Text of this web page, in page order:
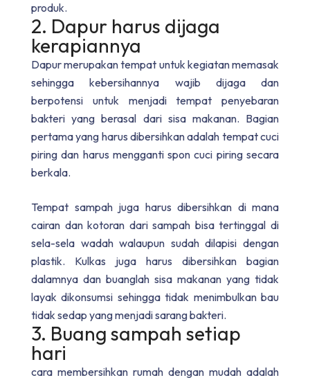
produk.
2. Dapur harus dijaga
kerapiannya
Dapur merupakan tempat untuk kegiatan memasak
sehingga kebersihannya wajib dijaga dan
berpotensi untuk menjadi tempat penyebaran
bakteri yang berasal dari sisa makanan. Bagian
pertama yang harus dibersihkan adalah tempat cuci
piring dan harus mengganti spon cuci piring secara
berkala.
Tempat sampah juga harus dibersihkan di mana
cairan dan kotoran dari sampah bisa tertinggal di
sela-sela wadah walaupun sudah dilapisi dengan
plastik. Kulkas juga harus dibersihkan bagian
dalamnya dan buanglah sisa makanan yang tidak
layak dikonsumsi sehingga tidak menimbulkan bau
tidak sedap yang menjadi sarang bakteri.
3. Buang sampah setiap
hari
cara membersihkan rumah dengan mudah adalah